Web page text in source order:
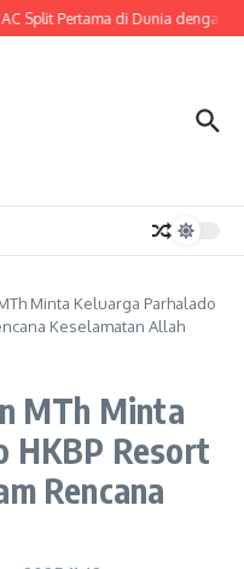
Split Pertama di Dunia dengan
Minta Keluarga Parhalado
Keselamatan Allah
MTh Minta
HKBP Resort
Rencana